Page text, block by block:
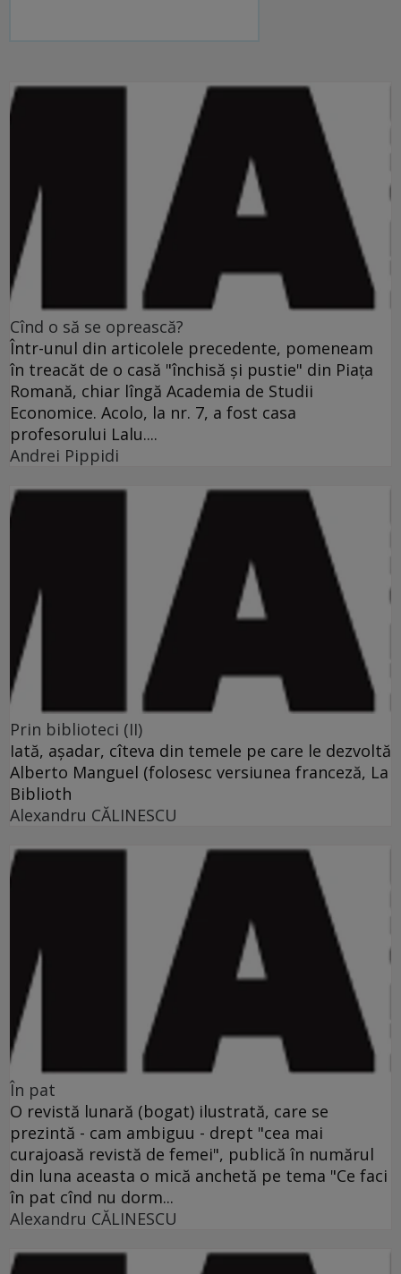
Cînd o să se oprească?
Într-unul din articolele precedente, pomeneam
în treacăt de o casă "închisă şi pustie" din Piaţa
Romană, chiar lîngă Academia de Studii
Economice. Acolo, la nr. 7, a fost casa
profesorului Lalu....
Andrei Pippidi
Prin biblioteci (II)
Iată, aşadar, cîteva din temele pe care le dezvoltă
Alberto Manguel (folosesc versiunea franceză, La
Biblioth
Alexandru CĂLINESCU
În pat
O revistă lunară (bogat) ilustrată, care se
prezintă - cam ambiguu - drept "cea mai
curajoasă revistă de femei", publică în numărul
din luna aceasta o mică anchetă pe tema "Ce faci
în pat cînd nu dorm...
Alexandru CĂLINESCU